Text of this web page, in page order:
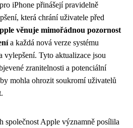
iPhone přinášejí pravidelně
která chrání uživatele před
věnuje mimořádnou pozornost
a každá nová verze systému
vylepšení. Tyto aktualizace jsou
zranitelnosti a potenciální
mohla ohrozit soukromí uživatelů
společnost Apple významně posílila